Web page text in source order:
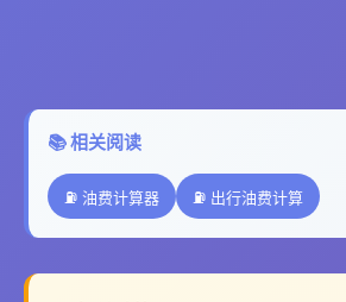
📚 相关阅读
⛽ 油费计算器 ⛽ 出行油费计算